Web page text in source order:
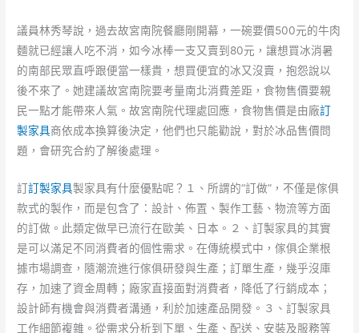
議員林秀琴說，過去故宮南院餐廳剛開幕，一碗要價500元的牛肉
麵就已經讓人吃不消，如今冰棒一支又賣到80元，讓想買冰消暑
的南部民眾直呼跟便當一樣貴，想買便宜的冰又沒賣，抱怨說以
後不來了。她建議故宮南院要考量南北消費差距，食物售價要親
民一點才能帶來人氣。故宮南院代理處回應，食物售價是由廠訂
製家具商依成本換算後決定，他們也只能勸說，對於冰品售價問
題，會研究合約了解後處理。
訂訂製家具製家具有什麼優點呢？１、所謂的“訂做”，不僅是傢俱
款式的製作，而是包含了：設計、佈置、製作工藝、物流等方面
的訂做。此類定做早已流行在歐美、日本。２、訂製家具的其實
是可以滿足不同消費者的個性需求。在傳統模式中，傢俱企業根
據市場調查，隨潮流進行傢俱研發與生產；訂單生產，幾乎沒庫
存，加速了資金周轉；廠家直接面對消費者，降低了行銷成本；
設計師有機會與消費者溝通，利於加速產品開發。３、訂製家具
工作細節複雜。從需求分析到下單、生產、配送、安裝及服務等